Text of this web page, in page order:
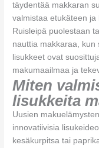
täydentää makkaran
valmistaa etukäteen
Ruisleipä puolestaan
nauttia makkaraa, kun
lisukkeet ovat
makumaailmaa ja
Miten
lisukkeita
Uusien
innovatiivisia
kesäkurpitsa tai